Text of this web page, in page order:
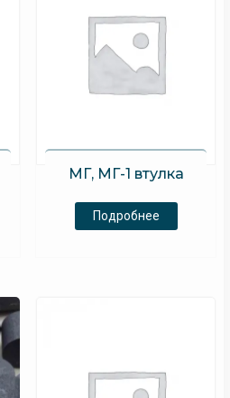
МГ, МГ-1 втулка
Подробнее